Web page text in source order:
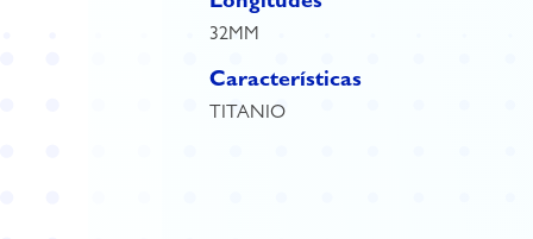
32MM
Características
TITANIO